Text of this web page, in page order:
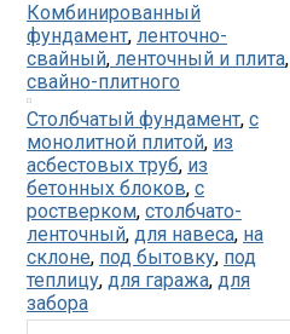
Комбинированный
фундамент, ленточно-
свайный, ленточный и плита,
свайно-плитного
Столбчатый фундамент, с
монолитной плитой, из
асбестовых труб, из
бетонных блоков, с
ростверком, столбчато-
ленточный, для навеса, на
склоне, под бытовку, под
теплицу, для гаража, для
забора